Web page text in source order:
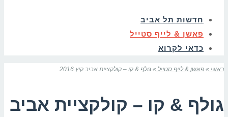
חדשות תל אביב
פאשן & לייף סטייל
כדאי לקרוא
ראשי » פאשן & לייף סטייל » גולף & קו – קולקציית אביב קיץ 2016
גולף & קו – קולקציית אביב